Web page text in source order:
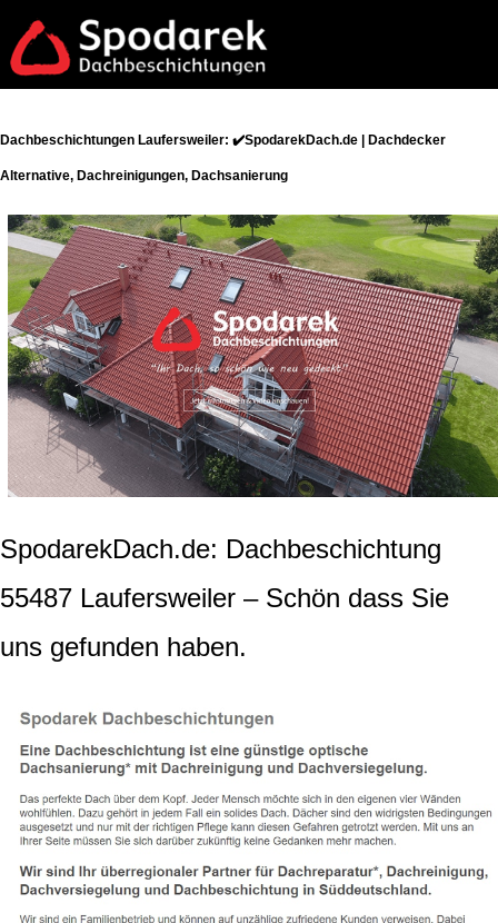
Dachbeschichtungen Laufersweiler: ✔️SpodarekDach.de | Dachdecker
Alternative, Dachreinigungen, Dachsanierung
SpodarekDach.de: Dachbeschichtung
55487 Laufersweiler – Schön dass Sie
uns gefunden haben.